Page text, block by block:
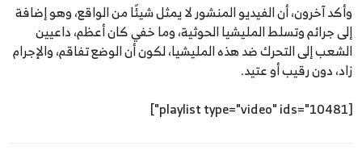
وأكد آخرون، أن الفيديو المنشور لا يمثل شيئًا من الواقع، وهو إضافة
إلى جرائم وتسلط المليشيا الحوثية، وما خفي كان أعظم، داعيين
الشعب إلى التحرك ضد هذه المليشيا، لكون أن الوضع تفاقم، والإجرام
زاد، دون رقيب أو عتيد.
[playlist type="video" ids="10481"]